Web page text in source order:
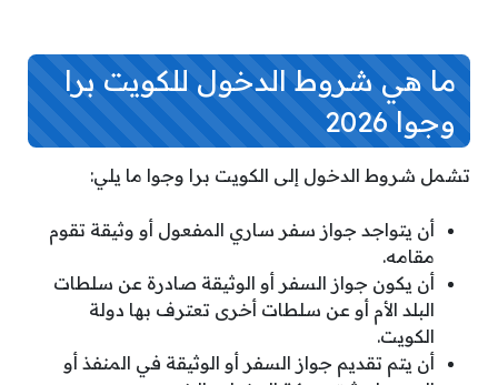
ما هي شروط الدخول للكويت برا
وجوا 2026
تشمل شروط الدخول إلى الكويت برا وجوا ما يلي:
أن يتواجد جواز سفر ساري المفعول أو وثيقة تقوم
مقامه.
أن يكون جواز السفر أو الوثيقة صادرة عن سلطات
البلد الأم أو عن سلطات أخرى تعترف بها دولة
الكويت.
أن يتم تقديم جواز السفر أو الوثيقة في المنفذ أو